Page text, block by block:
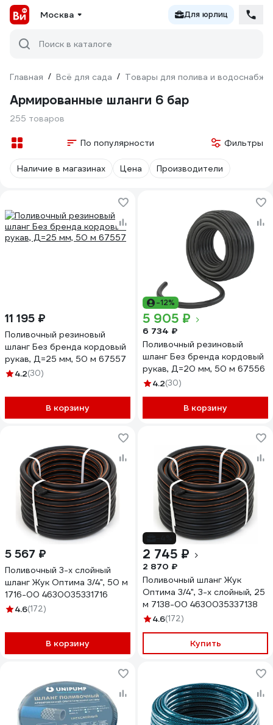
Москва Для юрлиц
Поиск в каталоге
Главная / Всё для сада / Товары для полива и
Армированные шланги 6 бар
255 товаров
По популярности Фильтры
Наличие в магазинах Цена Производители
11 195 ₽
Поливочный резиновый
шланг Без бренда кордовый
рукав, Д=25 мм, 50 м 67557
4.2(30)
В корзину
-12%
5 905 ₽
6 734 ₽
Поливочный резиновый
шланг Без бренда кордовый
рукав, Д=20 мм, 50 м 67556
4.2(30)
В корзину
5 567 ₽
Поливочный 3-х слойный
шланг Жук Оптима 3/4", 50 м
1716-00 4630035331716
4.6(172)
В корзину
2 745 ₽
2 870 ₽
Поливочный шланг Жук
Оптима 3/4", 3-х слойный, 25
м 7138-00 4630035337138
4.6(172)
Купить